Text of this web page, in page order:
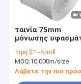
ταινία 75mm
μόνωσης
σαφής ύφανση
Τιμή:$1~5/roll
MOQ:10,000m/size
Λάβετε την πιο